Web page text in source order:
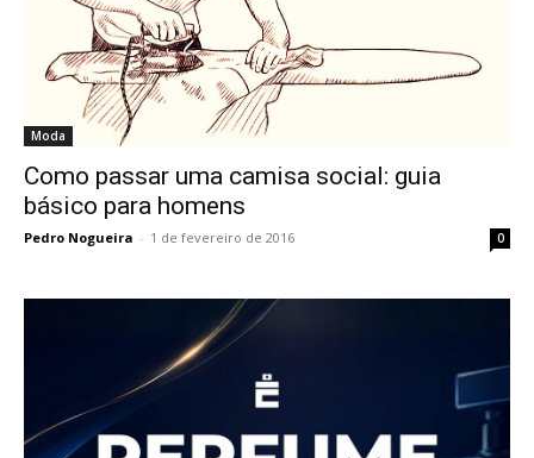
Moda
Como passar uma camisa social: guia
básico para homens
Pedro Nogueira - 1 de fevereiro de 2016 0